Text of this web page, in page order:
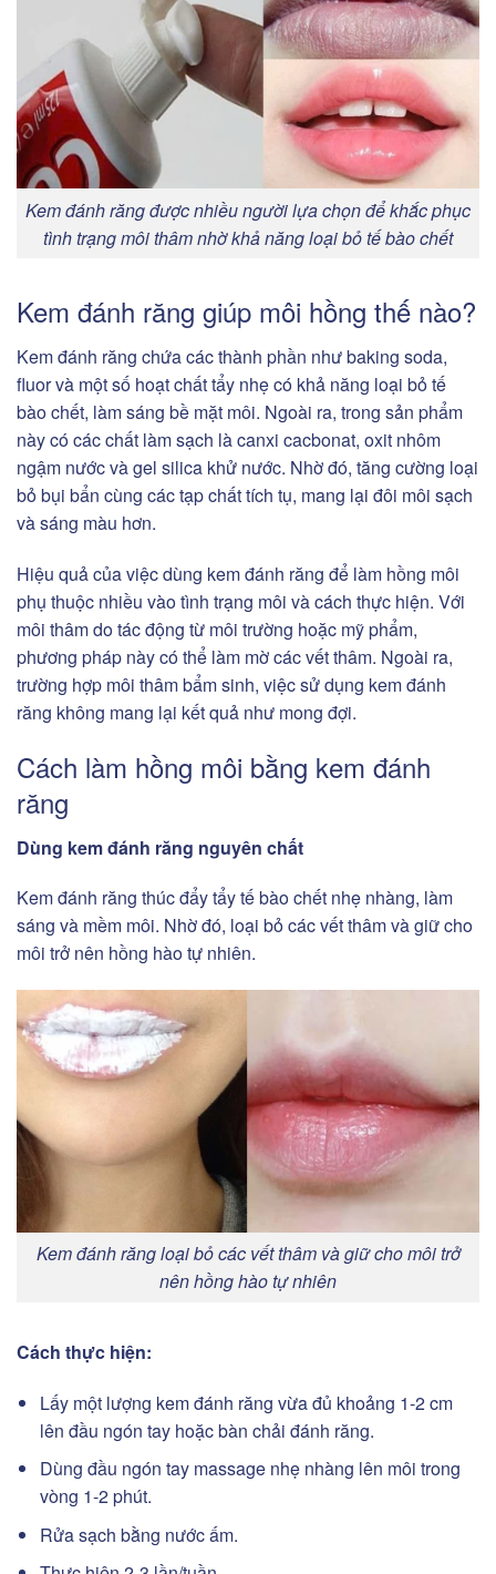
Kem đánh răng được nhiều người lựa chọn để khắc phục
tình trạng môi thâm nhờ khả năng loại bỏ tế bào chết
Kem đánh răng giúp môi hồng thế nào?
Kem đánh răng chứa các thành phần như baking soda,
fluor và một số hoạt chất tẩy nhẹ có khả năng loại bỏ tế
bào chết, làm sáng bề mặt môi. Ngoài ra, trong sản phẩm
này có các chất làm sạch là canxi cacbonat, oxit nhôm
ngậm nước và gel silica khử nước. Nhờ đó, tăng cường loại
bỏ bụi bẩn cùng các tạp chất tích tụ, mang lại đôi môi sạch
và sáng màu hơn.
Hiệu quả của việc dùng kem đánh răng để làm hồng môi
phụ thuộc nhiều vào tình trạng môi và cách thực hiện. Với
môi thâm do tác động từ môi trường hoặc mỹ phẩm,
phương pháp này có thể làm mờ các vết thâm. Ngoài ra,
trường hợp môi thâm bẩm sinh, việc sử dụng kem đánh
răng không mang lại kết quả như mong đợi.
Cách làm hồng môi bằng kem đánh
răng
Dùng kem đánh răng nguyên chất
Kem đánh răng thúc đẩy tẩy tế bào chết nhẹ nhàng, làm
sáng và mềm môi. Nhờ đó, loại bỏ các vết thâm và giữ cho
môi trở nên hồng hào tự nhiên.
Kem đánh răng loại bỏ các vết thâm và giữ cho môi trở
nên hồng hào tự nhiên
Cách thực hiện:
Lấy một lượng kem đánh răng vừa đủ khoảng 1-2 cm
lên đầu ngón tay hoặc bàn chải đánh răng.
Dùng đầu ngón tay massage nhẹ nhàng lên môi trong
vòng 1-2 phút.
Rửa sạch bằng nước ấm.